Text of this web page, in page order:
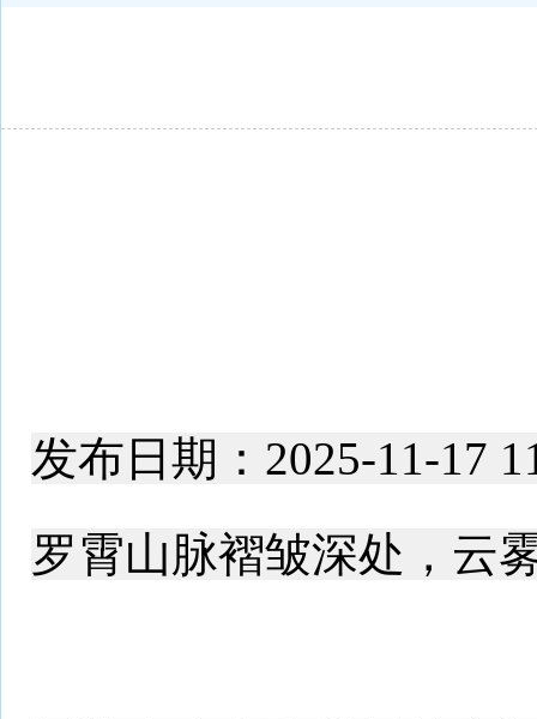
发布日期：2025-11-17
罗霄山脉褶皱深处，云